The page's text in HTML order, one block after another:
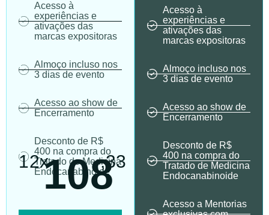
Acesso à
experiências e
ativações das
marcas expositoras
Almoço incluso nos
3 dias de evento
Acesso ao show de
Encerramento
Desconto de R$
400 na compra do
Tratado de Medicina
Endocanabinoide
12x108,33
Acesso à
experiências e
ativações das
marcas expositoras
Almoço incluso nos
3 dias de evento
Acesso ao show de
Encerramento
Desconto de R$
400 na compra do
Tratado de Medicina
Endocanabinoide
Acesso a Mentorias